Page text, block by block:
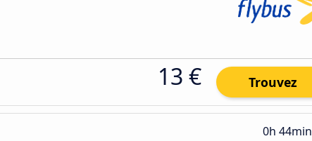
13 € Trouvez
0h 44min